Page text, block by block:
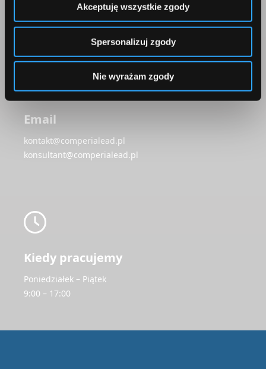
Akceptuję wszystkie zgody
Spersonalizuj zgody
Nie wyrażam zgody
Email
kontakt@comperialead.pl
konsultant@comperialead.pl
Kiedy pracujemy
Poniedziałek – Piątek
9:00 – 17:00